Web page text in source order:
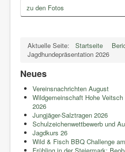
zu den Fotos
Aktuelle Seite: Startseite
Jagdhundepräsentation 2026
Neues
Vereinsnachrichten August
Wildgemeinschaft Hohe
2026
Jungjäger-Salztragen 2026
Schulzeichenwettbewerb und
Jagdkurs 26
Wild & Fisch BBQ Challenge